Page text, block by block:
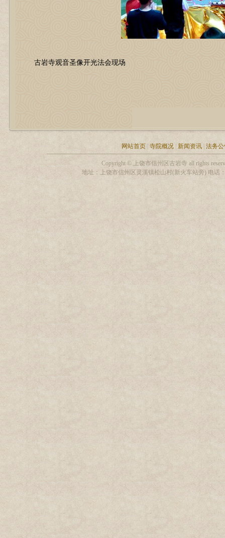
古岩寺观音圣像开光法会现场
网站首页 寺院概况 新闻资讯 法务
Copyright © 上饶市信州区古岩寺 all rights
地址：上饶市信州区灵溪镇松山村(新火车站旁) 电话：